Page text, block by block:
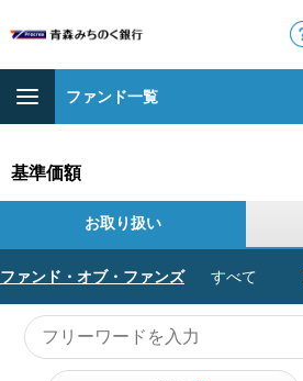
ファンド一覧
基準価額
お取り扱い
ファンド・オブ・ファンズ すべて